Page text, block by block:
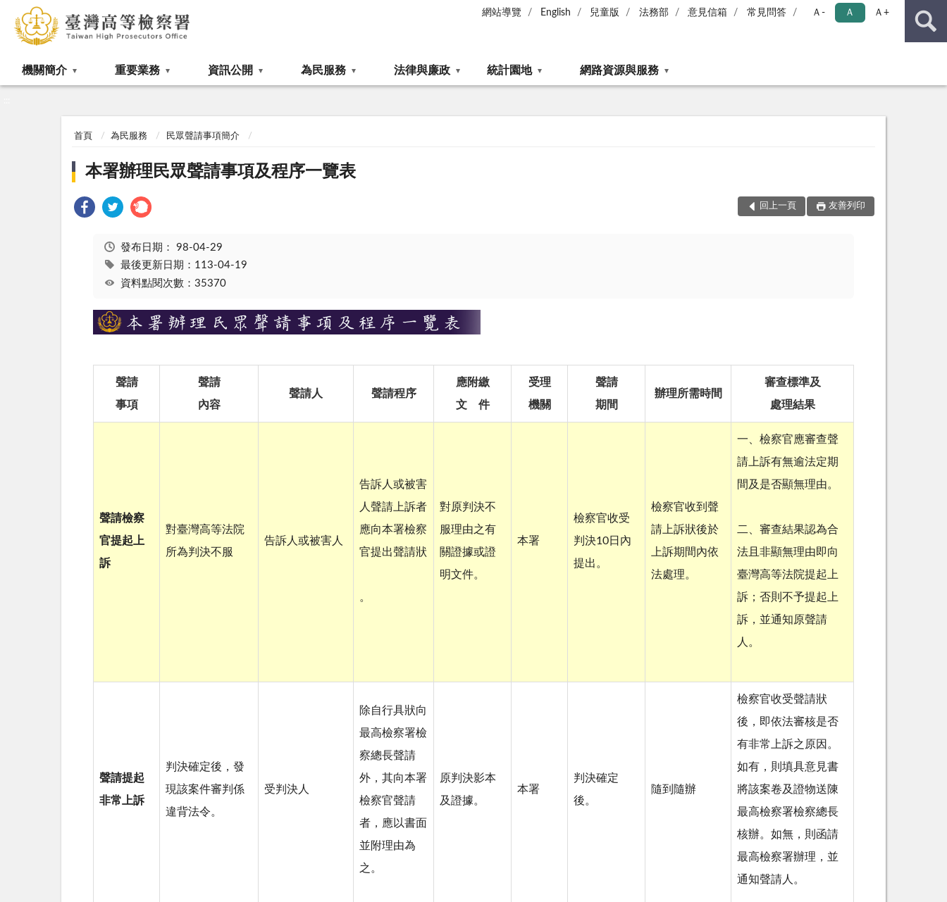
網站導覽 English 兒童版 法務部 意見信箱 常見問答 Ａ- Ａ Ａ+
機關簡介 重要業務 資訊公開 為民服務 法律與廉政 統計園地 網路資源與服務
首頁 為民服務 民眾聲請事項簡介
本署辦理民眾聲請事項及程序一覽表
回上一頁 友善列印
發布日期： 98-04-29
最後更新日期：113-04-19
資料點閱次數：35370
聲請
事項
聲請
內容
聲請人 聲請程序
應附繳
文 件
受理
機關
聲請
期間
辦理所需時間
審查標準及
處理結果
聲請檢察
官提起上
訴
對臺灣高等法院
所為判決不服
告訴人或被害人
告訴人或被害
人聲請上訴者
應向本署檢察
官提出聲請狀
。
對原判決不
服理由之有
關證據或證
明文件。
本署
檢察官收受
判決10日內
提出。
檢察官收到聲
請上訴狀後於
上訴期間內依
法處理。
一、檢察官應審查聲
請上訴有無逾法定期
間及是否顯無理由。
二、審查結果認為合
法且非顯無理由即向
臺灣高等法院提起上
訴；否則不予提起上
訴，並通知原聲請
人。
聲請提起
非常上訴
判決確定後，發
現該案件審判係
違背法令。
受判決人
除自行具狀向
最高檢察署檢
察總長聲請
外，其向本署
檢察官聲請
者，應以書面
並附理由為
之。
原判決影本
及證據。
本署
判決確定
後。
隨到隨辦
檢察官收受聲請狀
後，即依法審核是否
有非常上訴之原因。
如有，則填具意見書
將該案卷及證物送陳
最高檢察署檢察總長
核辦。如無，則函請
最高檢察署辦理，並
通知聲請人。